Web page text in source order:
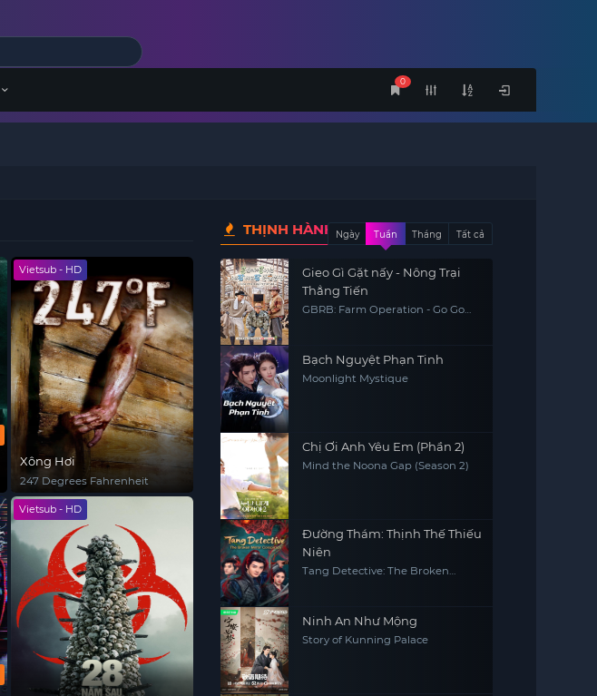
0
Vietsub - HD
Xông Hơi
247 Degrees Fahrenheit
Vietsub - HD
THỊNH HÀNHNgày Tuần Tháng Tất cả
Gieo Gì Gặt nấy - Nông Trại
Thẳng Tiến
GBRB: Farm Operation - Go Go
Bạch Nguyệt Phạn Tinh
Moonlight Mystique
Chị Ơi Anh Yêu Em (Phần 2)
Mind the Noona Gap (Season 2)
Đường Thám: Thịnh Thế Thiếu
Niên
Tang Detective: The Broken
Ninh An Như Mộng
Story of Kunning Palace